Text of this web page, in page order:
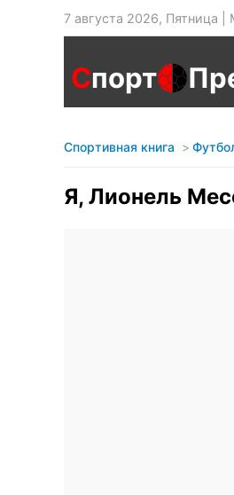
7 августа 2026, Пятница
Спорт
Спортивная книга
Я, Лионель